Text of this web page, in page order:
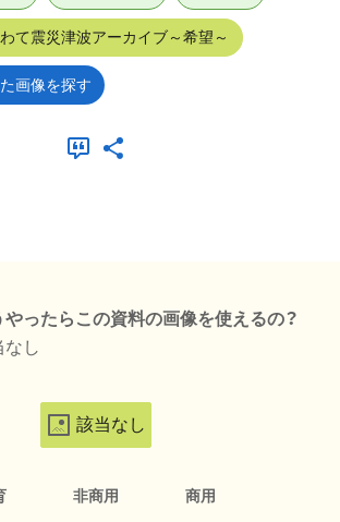
て震災津波アーカイブ～希望～
画像を探す
やったらこの資料の画像を使えるの？
なし
該当なし
非商用 商用